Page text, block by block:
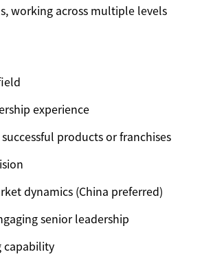
working across multiple levels
experience
products or franchises
dynamics (China preferred)
senior leadership
capability